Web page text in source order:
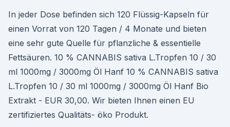
In jeder Dose befinden sich 120 Flüssig-Kapseln für
einen Vorrat von 120 Tagen / 4 Monate und bieten
eine sehr gute Quelle für pflanzliche & essentielle
Fettsäuren. 10 % CANNABIS sativa L.Tropfen 10 / 30
ml 1000mg / 3000mg Öl Hanf 10 % CANNABIS sativa
L.Tropfen 10 / 30 ml 1000mg / 3000mg Öl Hanf Bio
Extrakt - EUR 30,00. Wir bieten Ihnen einen EU
zertifiziertes Qualitäts- öko Produkt.